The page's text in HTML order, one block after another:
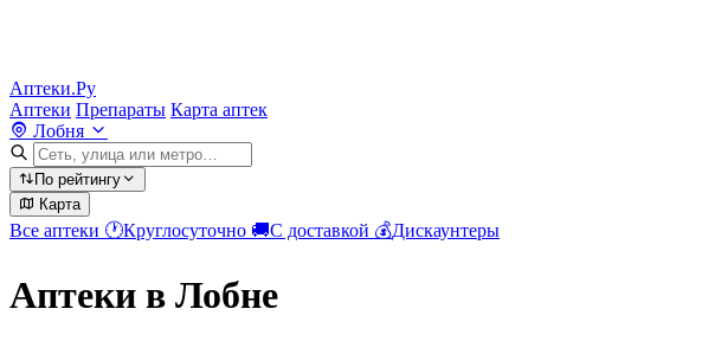
Аптеки.Ру
Аптеки Препараты Карта аптек
Лобня
По рейтингу
Карта
Все аптеки 🕐Круглосуточно 🚚С доставкой 💰Дискаунтеры
Аптеки в Лобне